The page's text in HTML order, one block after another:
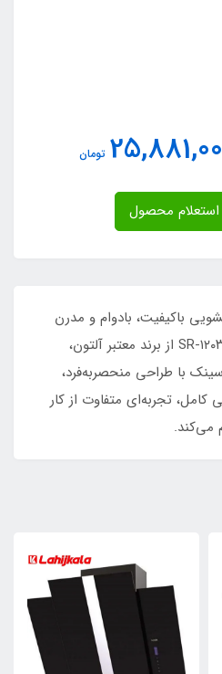
تومان
باکیفیت، بادوام و مدرن
هستید، سینک ظرفشویی SR-۱۲۰۳ از برند معتبر آلتون،
با طراحی منحصربه‌فرد،
تجربه‌ای متفاوت از کار
می‌کند.